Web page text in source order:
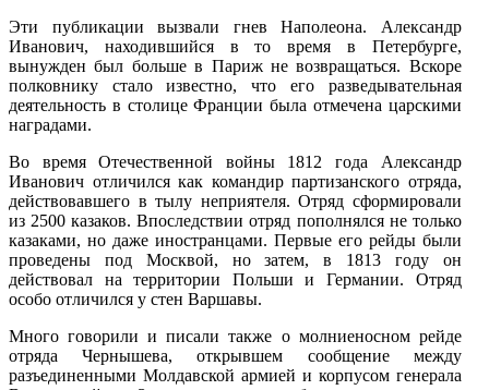
Эти публикации вызвали гнев Наполеона. Александр
Иванович, находившийся в то время в Петербурге,
вынужден был больше в Париж не возвращаться. Вскоре
полковнику стало известно, что его разведывательная
деятельность в столице Франции была отмечена царскими
наградами.
Во время Отечественной войны 1812 года Александр
Иванович отличился как командир партизанского отряда,
действовавшего в тылу неприятеля. Отряд сформировали
из 2500 казаков. Впоследствии отряд пополнялся не только
казаками, но даже иностранцами. Первые его рейды были
проведены под Москвой, но затем, в 1813 году он
действовал на территории Польши и Германии. Отряд
особо отличился у стен Варшавы.
Много говорили и писали также о молниеносном рейде
отряда Чернышева, открывшем сообщение между
разъединенными Молдавской армией и корпусом генерала